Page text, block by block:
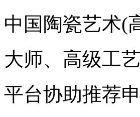
中国陶瓷艺术(
大师、高级工
平台协助推荐申